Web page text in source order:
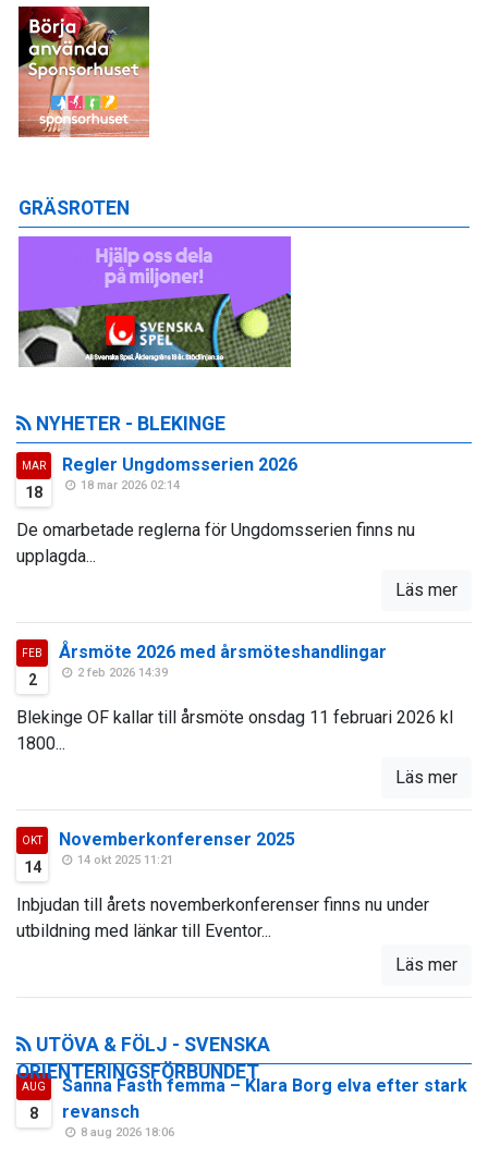
GRÄSROTEN
NYHETER - BLEKINGE
MAR
18
Regler Ungdomsserien 2026
18 mar 2026 02:14
De omarbetade reglerna för Ungdomsserien finns nu
upplagda...
Läs mer
FEB
2
Årsmöte 2026 med årsmöteshandlingar
2 feb 2026 14:39
Blekinge OF kallar till årsmöte onsdag 11 februari 2026 kl
1800...
Läs mer
OKT
14
Novemberkonferenser 2025
14 okt 2025 11:21
Inbjudan till årets novemberkonferenser finns nu under
utbildning med länkar till Eventor...
Läs mer
UTÖVA & FÖLJ - SVENSKA
ORIENTERINGSFÖRBUNDET
AUG
8
Sanna Fasth femma – Klara Borg elva efter stark
revansch
8 aug 2026 18:06